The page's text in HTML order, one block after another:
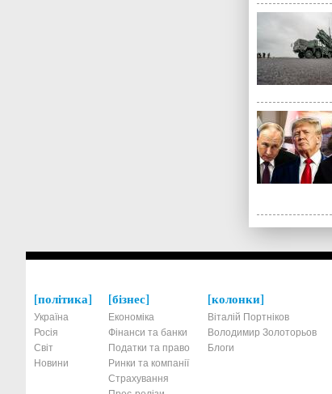
політика
Україна
Росія
Світ
Новини
бізнес
Економіка
Фінанси та банки
Податки та право
Ринки та компанії
Страхування
колонки
Віталій Портніков
Володимир Золоторьов
Блоги